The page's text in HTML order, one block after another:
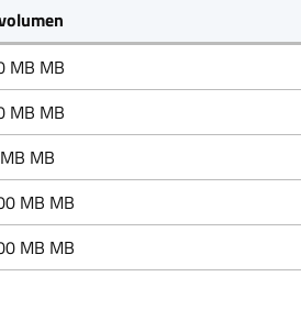
MB MB
MB MB
MB
MB MB
MB MB